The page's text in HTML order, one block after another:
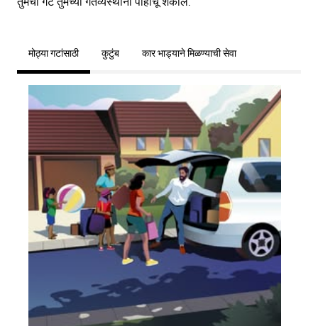
मोठ्या गटांसाठी कुटुंब कार भाड्याने मिळण्याची सेवा